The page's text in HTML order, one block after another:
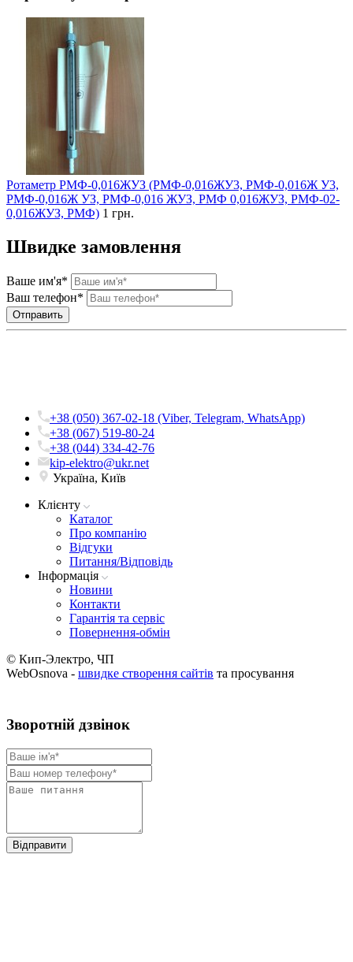
Ротаметр РМФ-0,016ЖУЗ (РМФ-0,016ЖУ3, РМФ-0,016Ж У3,
РМФ-0,016Ж УЗ, РМФ-0,016 ЖУЗ, РМФ 0,016ЖУЗ, РМФ-02-
0,016ЖУЗ, РМФ) 1 грн.
Швидке замовлення
Ваше им'я*
Ваш телефон*
+38 (050) 367-02-18 (Viber, Telegram, WhatsApp)
+38 (067) 519-80-24
+38 (044) 334-42-76
kip-elektro@ukr.net
Україна, Київ
Клієнту
Каталог
Про компанію
Вiдгуки
Питання/Відповідь
Iнформацiя
Новини
Контакти
Гарантія та сервіс
Повернення-обмін
© Кип-Электро, ЧП
WebOsnova - швидке створення сайтів та просування
Зворотнiй дзвiнок